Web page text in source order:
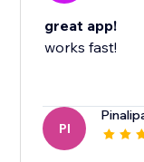
great app!
works fast!
PI